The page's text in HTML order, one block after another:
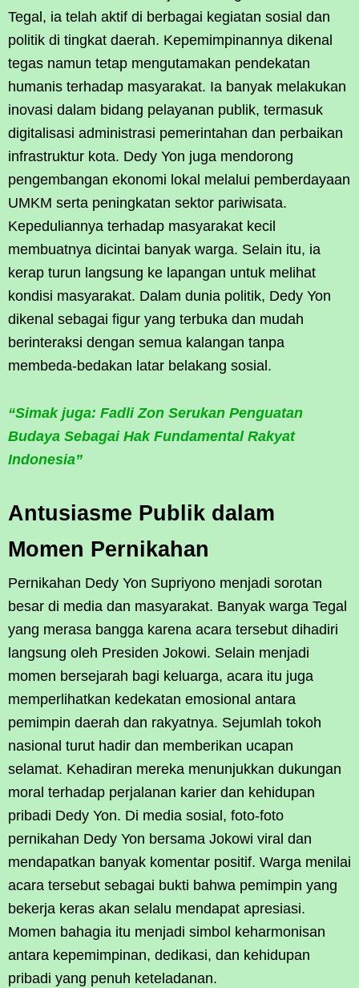
Tegal, ia telah aktif di berbagai kegiatan sosial dan
politik di tingkat daerah. Kepemimpinannya dikenal
tegas namun tetap mengutamakan pendekatan
humanis terhadap masyarakat. Ia banyak melakukan
inovasi dalam bidang pelayanan publik, termasuk
digitalisasi administrasi pemerintahan dan perbaikan
infrastruktur kota. Dedy Yon juga mendorong
pengembangan ekonomi lokal melalui pemberdayaan
UMKM serta peningkatan sektor pariwisata.
Kepeduliannya terhadap masyarakat kecil
membuatnya dicintai banyak warga. Selain itu, ia
kerap turun langsung ke lapangan untuk melihat
kondisi masyarakat. Dalam dunia politik, Dedy Yon
dikenal sebagai figur yang terbuka dan mudah
berinteraksi dengan semua kalangan tanpa
membeda-bedakan latar belakang sosial.
“Simak juga: Fadli Zon Serukan Penguatan
Budaya Sebagai Hak Fundamental Rakyat
Indonesia”
Antusiasme Publik dalam
Momen Pernikahan
Pernikahan Dedy Yon Supriyono menjadi sorotan
besar di media dan masyarakat. Banyak warga Tegal
yang merasa bangga karena acara tersebut dihadiri
langsung oleh Presiden Jokowi. Selain menjadi
momen bersejarah bagi keluarga, acara itu juga
memperlihatkan kedekatan emosional antara
pemimpin daerah dan rakyatnya. Sejumlah tokoh
nasional turut hadir dan memberikan ucapan
selamat. Kehadiran mereka menunjukkan dukungan
moral terhadap perjalanan karier dan kehidupan
pribadi Dedy Yon. Di media sosial, foto-foto
pernikahan Dedy Yon bersama Jokowi viral dan
mendapatkan banyak komentar positif. Warga menilai
acara tersebut sebagai bukti bahwa pemimpin yang
bekerja keras akan selalu mendapat apresiasi.
Momen bahagia itu menjadi simbol keharmonisan
antara kepemimpinan, dedikasi, dan kehidupan
pribadi yang penuh keteladanan.